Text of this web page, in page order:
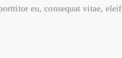
eu, consequat vitae,